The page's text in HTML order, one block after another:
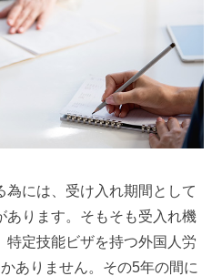
には、受け入れ期間として
あります。そもそも受入れ機
特定技能ビザを持つ外国人労
ありません。その5年の間に